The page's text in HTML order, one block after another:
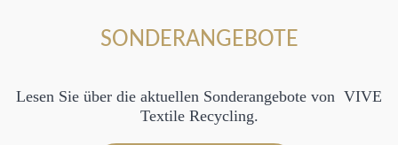
SONDERANGEBOTE
Lesen Sie über die aktuellen Sonderangebote von VIVE
Textile Recycling.